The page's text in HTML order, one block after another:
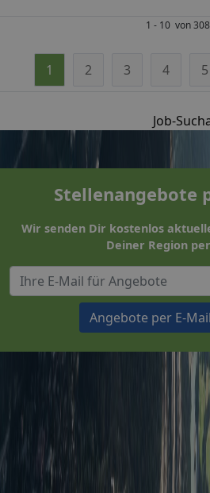
1 - 10 von 308
1 2 3 4 5
Job-
Stellenangebote
Wir senden Dir kostenlos
Deiner Region
Angebote per E-